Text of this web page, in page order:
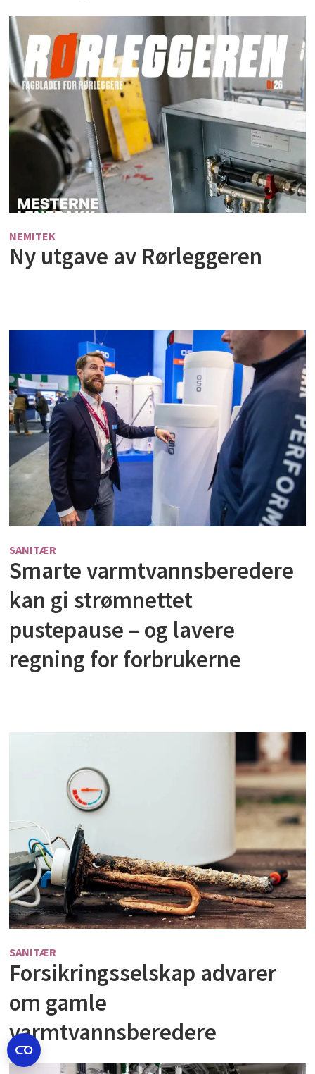
NEMITEK
Ny utgave av Rørleggeren
SANITÆR
Smarte varmtvannsberedere
kan gi strømnettet
pustepause – og lavere
regning for forbrukerne
SANITÆR
Forsikringsselskap advarer
om gamle
varmtvannsberedere